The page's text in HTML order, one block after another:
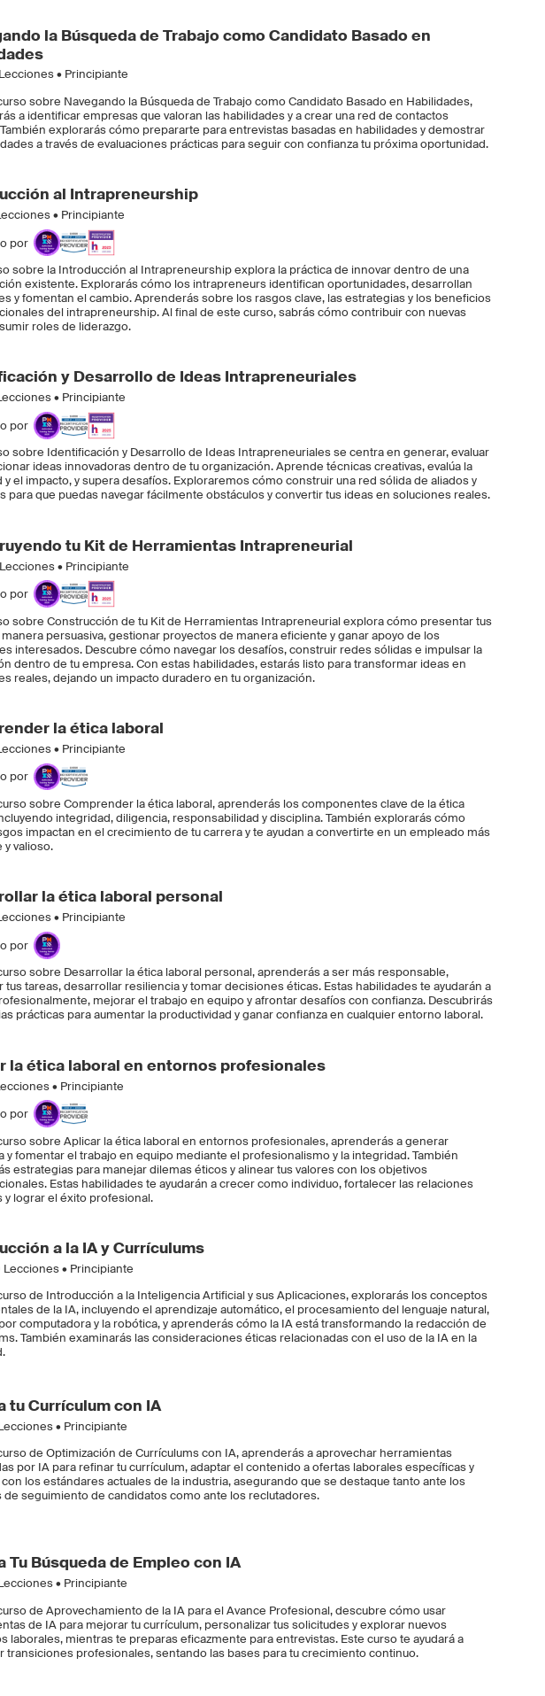
la Búsqueda de Trabajo como Candidato Basado en
• Principiante
sobre Navegando la Búsqueda de Trabajo como Candidato Basado en Habilidades,
a identificar empresas que valoran las habilidades y a crear una red de contactos
explorarás cómo prepararte para entrevistas basadas en habilidades y demostrar
a través de evaluaciones prácticas para seguir con confianza tu próxima oportunidad.
al Intrapreneurship
• Principiante
por
sobre la Introducción al Intrapreneurship explora la práctica de innovar dentro de una
existente. Explorarás cómo los intrapreneurs identifican oportunidades, desarrollan
y fomentan el cambio. Aprenderás sobre los rasgos clave, las estrategias y los beneficios
del intrapreneurship. Al final de este curso, sabrás cómo contribuir con nuevas
roles de liderazgo.
y Desarrollo de Ideas Intrapreneuriales
• Principiante
por
sobre Identificación y Desarrollo de Ideas Intrapreneuriales se centra en generar, evaluar
ideas innovadoras dentro de tu organización. Aprende técnicas creativas, evalúa la
y el impacto, y supera desafíos. Exploraremos cómo construir una red sólida de aliados y
para que puedas navegar fácilmente obstáculos y convertir tus ideas en soluciones reales.
tu Kit de Herramientas Intrapreneurial
• Principiante
por
sobre Construcción de tu Kit de Herramientas Intrapreneurial explora cómo presentar tus
persuasiva, gestionar proyectos de manera eficiente y ganar apoyo de los
interesados. Descubre cómo navegar los desafíos, construir redes sólidas e impulsar la
dentro de tu empresa. Con estas habilidades, estarás listo para transformar ideas en
reales, dejando un impacto duradero en tu organización.
la ética laboral
• Principiante
por
sobre Comprender la ética laboral, aprenderás los componentes clave de la ética
integridad, diligencia, responsabilidad y disciplina. También explorarás cómo
impactan en el crecimiento de tu carrera y te ayudan a convertirte en un empleado más
y valioso.
la ética laboral personal
• Principiante
por
sobre Desarrollar la ética laboral personal, aprenderás a ser más responsable,
tus tareas, desarrollar resiliencia y tomar decisiones éticas. Estas habilidades te ayudarán a
mejorar el trabajo en equipo y afrontar desafíos con confianza. Descubrirás
prácticas para aumentar la productividad y ganar confianza en cualquier entorno laboral.
la ética laboral en entornos profesionales
• Principiante
por
sobre Aplicar la ética laboral en entornos profesionales, aprenderás a generar
y fomentar el trabajo en equipo mediante el profesionalismo y la integridad. También
estrategias para manejar dilemas éticos y alinear tus valores con los objetivos
Estas habilidades te ayudarán a crecer como individuo, fortalecer las relaciones
y lograr el éxito profesional.
a la IA y Currículums
Lecciones • Principiante
de Introducción a la Inteligencia Artificial y sus Aplicaciones, explorarás los conceptos
de la IA, incluyendo el aprendizaje automático, el procesamiento del lenguaje natural,
computadora y la robótica, y aprenderás cómo la IA está transformando la redacción de
También examinarás las consideraciones éticas relacionadas con el uso de la IA en la
tu Currículum con IA
• Principiante
de Optimización de Currículums con IA, aprenderás a aprovechar herramientas
por IA para refinar tu currículum, adaptar el contenido a ofertas laborales específicas y
los estándares actuales de la industria, asegurando que se destaque tanto ante los
de seguimiento de candidatos como ante los reclutadores.
Tu Búsqueda de Empleo con IA
• Principiante
de Aprovechamiento de la IA para el Avance Profesional, descubre cómo usar
de IA para mejorar tu currículum, personalizar tus solicitudes y explorar nuevos
laborales, mientras te preparas eficazmente para entrevistas. Este curso te ayudará a
transiciones profesionales, sentando las bases para tu crecimiento continuo.